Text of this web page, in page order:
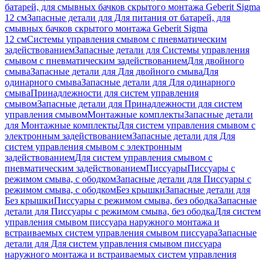
батарей, для смывных бачков скрытого монтажа Geberit Sigma
12 смЗапасные детали для Для питания от батарей, для
смывных бачков скрытого монтажа Geberit Sigma
12 смСистемы управления смывом с пневматическим
задействованиемЗапасные детали для Системы управления
смывом с пневматическим задействованиемДля двойного
смываЗапасные детали для Для двойного смываДля
одинарного смываЗапасные детали для Для одинарного
смываПринадлежности для систем управления
смывомЗапасные детали для Принадлежности для систем
управления смывомМонтажные комплектыЗапасные детали
для Монтажные комплектыДля систем управления смывом с
электронным задействованиемЗапасные детали для Для
систем управления смывом с электронным
задействованиемДля систем управления смывом с
пневматическим задействованиемПиссуарыПиссуары с
режимом смыва, с ободкомЗапасные детали для Писсуары с
режимом смыва, с ободкомБез крышкиЗапасные детали для
Без крышкиПиссуары с режимом смыва, без ободкаЗапасные
детали для Писсуары с режимом смыва, без ободкаДля систем
управления смывом писсуара наружного монтажа и
встраиваемых систем управления смывом писсуараЗапасные
детали для Для систем управления смывом писсуара
наружного монтажа и встраиваемых систем управления